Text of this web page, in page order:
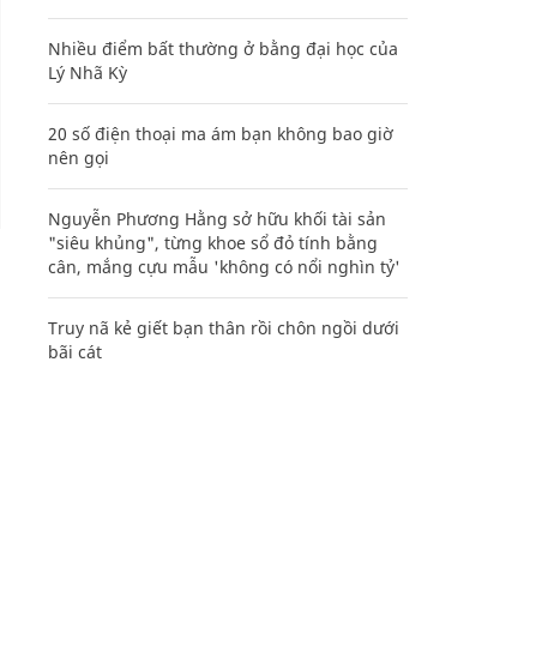
Nhiều điểm bất thường ở bằng đại học của
Lý Nhã Kỳ
20 số điện thoại ma ám bạn không bao giờ
nên gọi
Nguyễn Phương Hằng sở hữu khối tài sản
"siêu khủng", từng khoe sổ đỏ tính bằng
cân, mắng cựu mẫu 'không có nổi nghìn tỷ'
Truy nã kẻ giết bạn thân rồi chôn ngồi dưới
bãi cát